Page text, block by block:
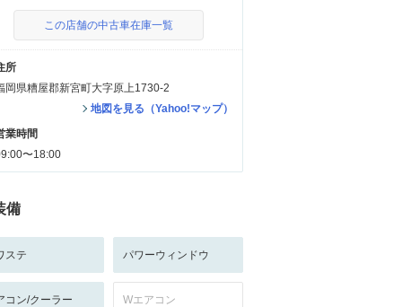
この店舗の中古車在庫一覧
所
岡県糟屋郡新宮町大字原上1730-2
地図を見る（Yahoo!マップ）
業時間
〜18:00
備
ステ パワーウィンドウ
コン/クーラー Wエアコン